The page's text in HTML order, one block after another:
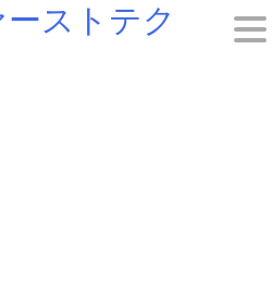
ストテク